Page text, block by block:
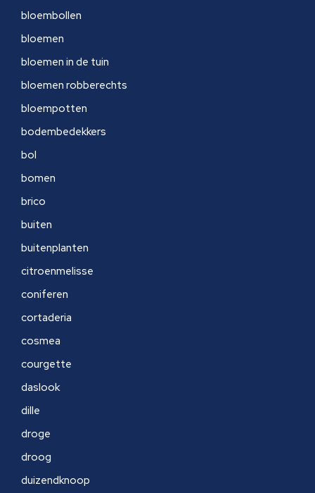
bloembollen
bloemen
bloemen in de tuin
bloemen robberechts
bloempotten
bodembedekkers
bol
bomen
brico
buiten
buitenplanten
citroenmelisse
coniferen
cortaderia
cosmea
courgette
daslook
dille
droge
droog
duizendknoop